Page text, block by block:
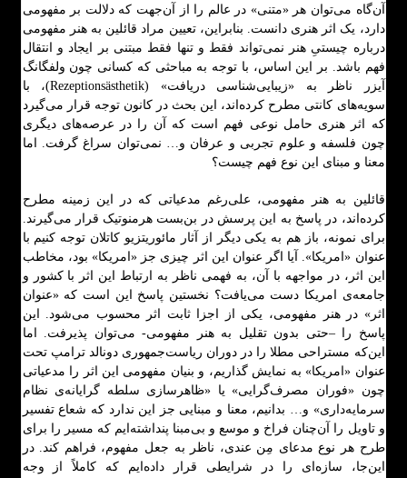
آن‌گاه می‌توان هر «متنی» در عالم را از آن‌جهت که دلالت بر مفهومی
دارد، یک اثر هنری دانست. بنابراین، تعیین مراد قائلین به هنر مفهومی
درباره چیستیِ هنر نمی‌تواند فقط و تنها فقط مبتنی بر ایجاد و انتقال
فهم باشد. بر این اساس، با توجه به مباحثی که کسانی چون ولفگانگ
آیزر ناظر به «زیبایی‌شناسی دریافت» (Rezeptionsästhetik)، با
سویه‌های کانتی مطرح کرده‌اند، این بحث در کانون توجه قرار می‌گیرد
که اثر هنری حامل نوعی فهم است که آن را در عرصه‌های دیگری
چون فلسفه و علوم تجربی و عرفان و… نمی‌توان سراغ گرفت. اما
معنا و مبنای این نوع فهم چیست؟
قائلین به هنر مفهومی، علی‌رغم مدعیاتی که در این زمینه مطرح
کرده‌اند، در پاسخ به این پرسش در بن‌بست هرمنوتیک قرار می‌گیرند.
برای نمونه، باز هم به یکی دیگر از آثار مائوریتزیو کاتلان توجه کنیم با
عنوان «امریکا». آیا اگر عنوان این اثر چیزی جز «امریکا» بود، مخاطب
این اثر، در مواجهه با آن، به فهمی ناظر به ارتباط این اثر با کشور و
جامعه‌ی امریکا دست می‌یافت؟ نخستین پاسخ این است که «عنوان
اثر» در هنر مفهومی، یکی از اجزا ثابت اثر محسوب می‌شود. این
پاسخ را –حتی بدون تقلیل به هنر مفهومی- می‌توان پذیرفت. اما
این‌که مستراحی مطلا را در دوران ریاست‌جمهوری دونالد ترامپ تحت
عنوان «امریکا» به نمایش گذاریم، و بنیان مفهومی این اثر را مدعیاتی
چون «فوران مصرف‌گرایی» یا «ظاهرسازی سلطه گرایانه‌ی نظام
سرمایه‌داری» و… بدانیم، معنا و مبنایی جز این ندارد که شعاع تفسیر
و تاویل را آن‌چنان فراخ و موسع و بی‌مبنا پنداشته‌ایم که مسیر را برای
طرح هر نوع مدعای مِن عندی، ناظر به جعل مفهوم، فراهم کند. در
این‌جا، سازه‌ای را در شرایطی قرار داده‌ایم که کاملاً از وجه